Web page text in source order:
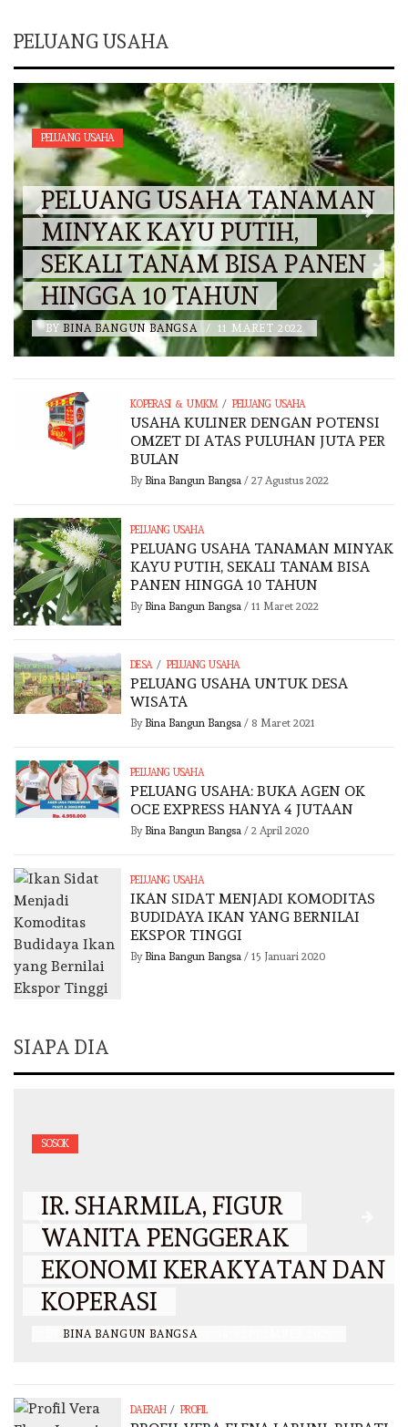
PELUANG USAHA
PELUANG USAHA
PELUANG USAHA TANAMAN
MINYAK KAYU PUTIH,
SEKALI TANAM BISA PANEN
HINGGA 10 TAHUN
BY BINA BANGUN BANGSA / 11 MARET 2022
KOPERASI & UMKM / PELUANG USAHA
USAHA KULINER DENGAN POTENSI
OMZET DI ATAS PULUHAN JUTA PER
BULAN
By Bina Bangun Bangsa/ 27 Agustus 2022
PELUANG USAHA
PELUANG USAHA TANAMAN MINYAK
KAYU PUTIH, SEKALI TANAM BISA
PANEN HINGGA 10 TAHUN
By Bina Bangun Bangsa/ 11 Maret 2022
DESA / PELUANG USAHA
PELUANG USAHA UNTUK DESA
WISATA
By Bina Bangun Bangsa/ 8 Maret 2021
PELUANG USAHA
PELUANG USAHA: BUKA AGEN OK
OCE EXPRESS HANYA 4 JUTAAN
By Bina Bangun Bangsa/ 2 April 2020
PELUANG USAHA
IKAN SIDAT MENJADI KOMODITAS
BUDIDAYA IKAN YANG BERNILAI
EKSPOR TINGGI
By Bina Bangun Bangsa/ 15 Januari 2020
SIAPA DIA
SOSOK
IR. SHARMILA, FIGUR
WANITA PENGGERAK
EKONOMI KERAKYATAN DAN
KOPERASI
BINA BANGUN BANGSA
DAERAH / PROFIL